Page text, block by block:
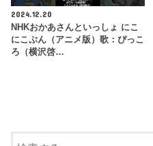
2024.12.20
NHKおかあさんといっしょ にこ
にこぷん（アニメ版）歌：ぴっこ
ろ（横沢啓…